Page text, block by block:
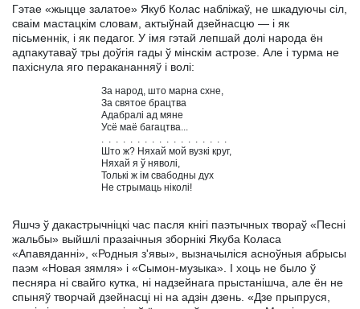
Гэтае «жыцце залатое» Якуб Колас набліжаў, не шкадуючы сіл,
сваім мастацкім словам, актыўнай дзейнасцю — і як
пісьменнік, і як педагог. У імя гэтай лепшай долі народа ён
адпакутаваў тры доўгія гады ў мінскім астрозе. Але і турма не
пахіснула яго перакананняў і волі:
                                     За народ, што марна схне,
                                     За святое брацтва
                                     Адабралі ад мяне
                                     Усё маё багацтва...
                                     Што ж? Няхай мой вузкі круг,
                                     Няхай я ў няволі,
                                     Толькі ж ім свабодны дух
                                     Не стрымаць ніколі!
Яшчэ ў дакастрычніцкі час пасля кнігі паэтычных твораў «Песні
жальбы» выйшлі празаічныя зборнікі Якуба Коласа
«Апавяданні», «Родныя з'явы», вызначыліся асноўныя абрысы
паэм «Новая зямля» і «Сымон-музыка». I хоць не было ў
песняра ні свайго кутка, ні надзейнага прыстанішча, але ён не
спыняў творчай дзейнасці ні на адзін дзень. «Дзе прыпруся,